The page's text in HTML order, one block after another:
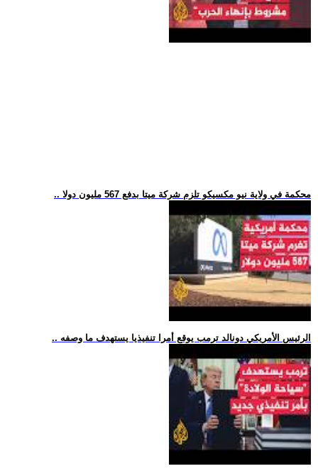
.. محكمة في ولاية نيو مكسيكو تلزم شركة ميتا بدفع 567 مليون دولا
.. الرئيس الأمريكي دونالد ترمب يوقع أمرا تنفيذيا يستهدف ما وصفه